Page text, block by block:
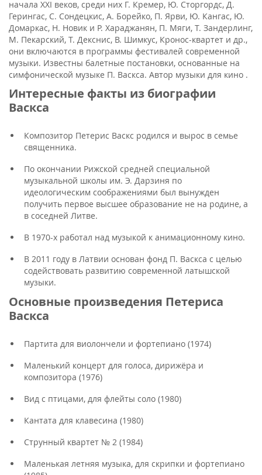
начала XXI веков, среди них Г. Кремер, Ю. Сторгордс, Д.
Герингас, С. Сондецкис, А. Борейко, П. Ярви, Ю. Кангас, Ю.
Домаркас, Н. Новик и Р. Хараджанян, П. Мяги, Т. Зандерлинг,
М. Пекарский, Т. Декснис, В. Шимкус, Кронос-квартет и др.,
они включаются в программы фестивалей современной
музыки. Известны балетные постановки, основанные на
симфонической музыке П. Васкса. Автор музыки для кино .
Интересные факты из биографии
Васкса
Композитор Петерис Васкс родился и вырос в семье
священника.
По окончании Рижской средней специальной
музыкальной школы им. Э. Дарзиня по
идеологическим соображениями был вынужден
получить первое высшее образование не на родине, а
в соседней Литве.
В 1970-х работал над музыкой к анимационному кино.
В 2011 году в Латвии основан фонд П. Васкса с целью
содействовать развитию современной латышской
музыки.
Основные произведения Петериса
Васкса
Партита для виолончели и фортепиано (1974)
Маленький концерт для голоса, дирижёра и
композитора (1976)
Вид с птицами, для флейты соло (1980)
Кантата для клавесина (1980)
Струнный квартет № 2 (1984)
Маленькая летняя музыка, для скрипки и фортепиано